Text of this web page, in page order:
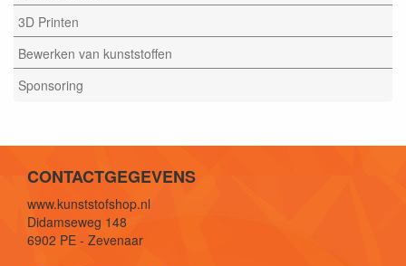
3D Printen
Bewerken van kunststoffen
Sponsoring
CONTACTGEGEVENS
www.kunststofshop.nl
Didamseweg 148
6902 PE - Zevenaar